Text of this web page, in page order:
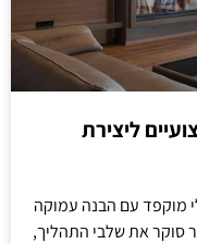
ליצירת
מוקפד עם הבנה עמוקה
סוקר את שלבי התהליך,